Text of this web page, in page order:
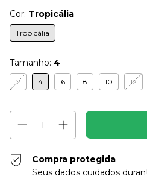
Cor: Tropicália
Tropicália
Tamanho: 4
2 4 6 8 10 12
Compra protegida
Seus dados cuidados